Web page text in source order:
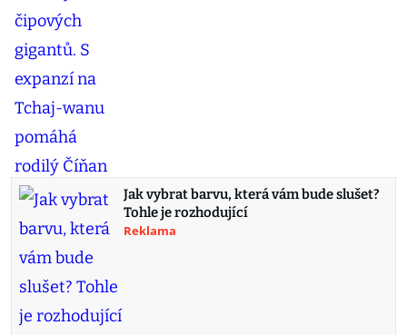
Jak vybrat barvu, která vám bude slušet?
Tohle je rozhodující
Reklama